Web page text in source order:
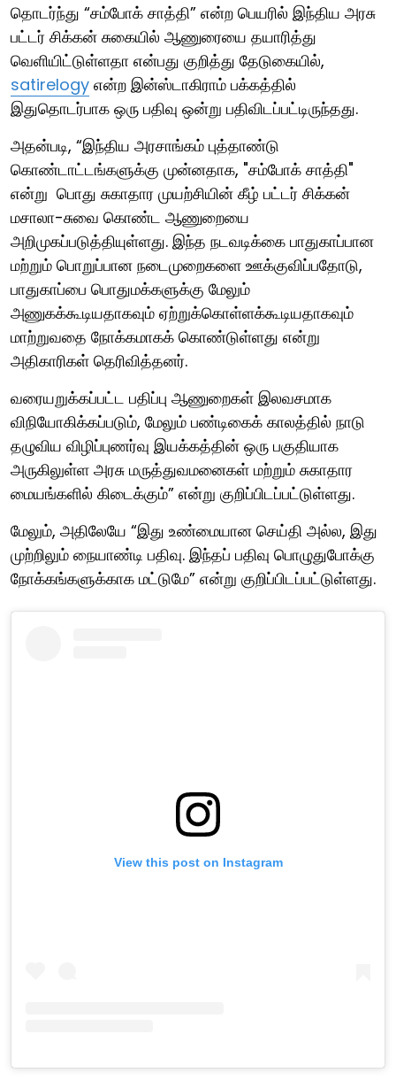
தொடர்ந்து “சம்போக் சாத்தி” என்ற பெயரில் இந்திய அரசு
பட்டர் சிக்கன் சுகையில் ஆணுரையை தயாரித்து
வெளியிட்டுள்ளதா என்பது குறித்து தேடுகையில்,
satirelogy என்ற இன்ஸ்டாகிராம் பக்கத்தில்
இதுதொடர்பாக ஒரு பதிவு ஒன்று பதிவிடப்பட்டிருந்தது.
அதன்படி, “இந்திய அரசாங்கம் புத்தாண்டு
கொண்டாட்டங்களுக்கு முன்னதாக, "சம்போக் சாத்தி"
என்று பொது சுகாதார முயற்சியின் கீழ் பட்டர் சிக்கன்
மசாலா-சுவை கொண்ட ஆணுறையை
அறிமுகப்படுத்தியுள்ளது. இந்த நடவடிக்கை பாதுகாப்பான
மற்றும் பொறுப்பான நடைமுறைகளை ஊக்குவிப்பதோடு,
பாதுகாப்பை பொதுமக்களுக்கு மேலும்
அணுகக்கூடியதாகவும் ஏற்றுக்கொள்ளக்கூடியதாகவும்
மாற்றுவதை நோக்கமாகக் கொண்டுள்ளது என்று
அதிகாரிகள் தெரிவித்தனர்.
வரையறுக்கப்பட்ட பதிப்பு ஆணுறைகள் இலவசமாக
விநியோகிக்கப்படும், மேலும் பண்டிகைக் காலத்தில் நாடு
தழுவிய விழிப்புணர்வு இயக்கத்தின் ஒரு பகுதியாக
அருகிலுள்ள அரசு மருத்துவமனைகள் மற்றும் சுகாதார
மையங்களில் கிடைக்கும்” என்று குறிப்பிடப்பட்டுள்ளது.
மேலும், அதிலேயே “இது உண்மையான செய்தி அல்ல, இது
முற்றிலும் நையாண்டி பதிவு. இந்தப் பதிவு பொழுதுபோக்கு
நோக்கங்களுக்காக மட்டுமே” என்று குறிப்பிடப்பட்டுள்ளது.
View this post on Instagram